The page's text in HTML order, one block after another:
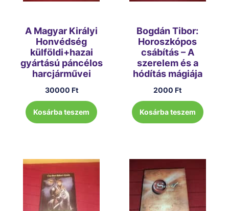
A Magyar Királyi
Honvédség
külföldi+hazai
gyártású páncélos
harcjárművei
30000 Ft
Kosárba teszem
Bogdán Tibor:
Horoszkópos
csábítás – A
szerelem és a
hódítás mágiája
2000Ft
Kosárba teszem